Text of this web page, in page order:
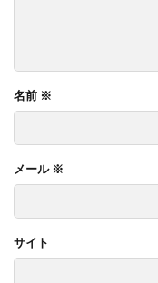
名前 ※
メール ※
サイト